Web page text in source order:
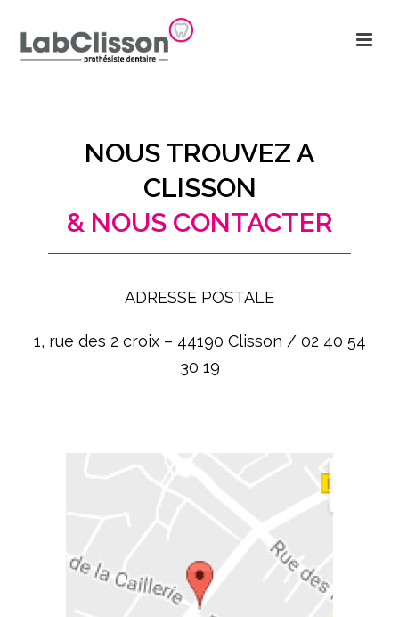
NOUS TROUVEZ A
CLISSON
& NOUS CONTACTER
ADRESSE POSTALE
1, rue des 2 croix – 44190 Clisson / 02 40 54
30 19